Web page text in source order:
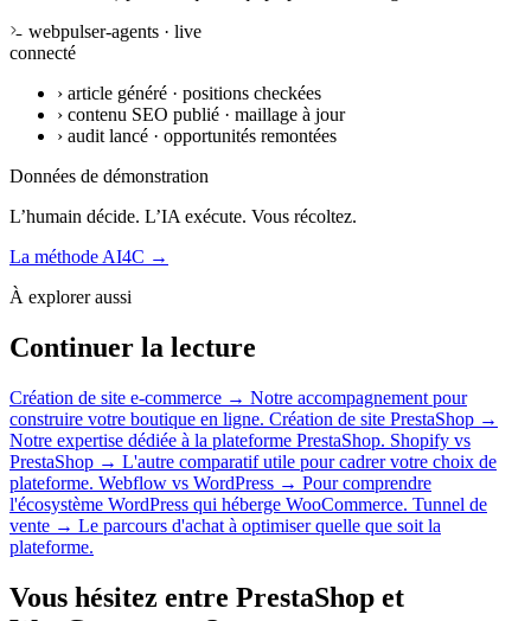
webpulser-agents · live
connecté
› article généré · positions checkées
› contenu SEO publié · maillage à jour
› audit lancé · opportunités remontées
Données de démonstration
L’humain décide. L’IA exécute. Vous récoltez.
La méthode AI4C →
À explorer aussi
Continuer la lecture
Création de site e-commerce → Notre accompagnement pour
construire votre boutique en ligne. Création de site PrestaShop →
Notre expertise dédiée à la plateforme PrestaShop. Shopify vs
PrestaShop → L'autre comparatif utile pour cadrer votre choix de
plateforme. Webflow vs WordPress → Pour comprendre
l'écosystème WordPress qui héberge WooCommerce. Tunnel de
vente → Le parcours d'achat à optimiser quelle que soit la
plateforme.
Vous hésitez entre PrestaShop et